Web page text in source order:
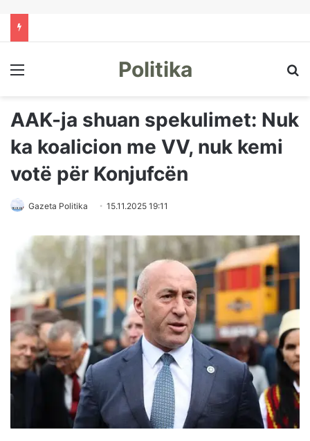
Menu Politika
AAK-ja shuan spekulimet: Nuk
ka koalicion me VV, nuk kemi
votë për Konjufcën
Gazeta Politika 15.11.2025 19:11